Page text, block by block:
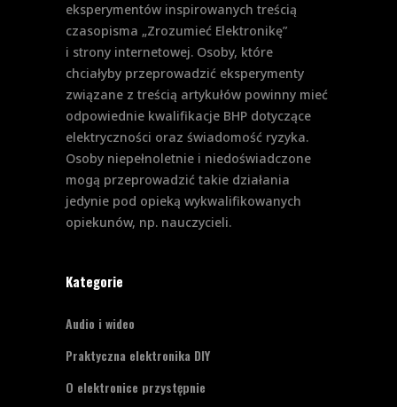
eksperymentów inspirowanych treścią
czasopisma „Zrozumieć Elektronikę”
i strony internetowej. Osoby, które
chciałyby przeprowadzić eksperymenty
związane z treścią artykułów powinny mieć
odpowiednie kwalifikacje BHP dotyczące
elektryczności oraz świadomość ryzyka.
Osoby niepełnoletnie i niedoświadczone
mogą przeprowadzić takie działania
jedynie pod opieką wykwalifikowanych
opiekunów, np. nauczycieli.
Kategorie
Audio i wideo
Praktyczna elektronika DIY
O elektronice przystępnie